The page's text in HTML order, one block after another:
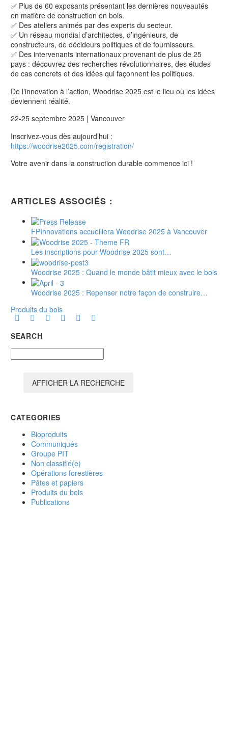
✅ Plus de 60 exposants présentant les dernières nouveautés
en matière de construction en bois.
✅ Des ateliers animés par des experts du secteur.
✅ Un réseau mondial d’architectes, d’ingénieurs, de
constructeurs, de décideurs politiques et de fournisseurs.
✅ Des intervenants internationaux provenant de plus de 25
pays : découvrez des recherches révolutionnaires, des études
de cas concrets et des idées qui façonnent les politiques.
De l’innovation à l’action, Woodrise 2025 est le lieu où les idées
deviennent réalité.
22-25 septembre 2025 | Vancouver
Inscrivez-vous dès aujourd’hui :
https://woodrise2025.com/registration/
Votre avenir dans la construction durable commence ici !
ARTICLES ASSOCIÉS :
FPInnovations accueillera Woodrise 2025 à Vancouver
Les inscriptions pour Woodrise 2025 sont…
Woodrise 2025 : Quand le monde bâtit mieux avec le bois
Woodrise 2025 : Repenser notre façon de construire…
Produits du bois
SEARCH
AFFICHER LA RECHERCHE
CATEGORIES
Bioproduits
Communiqués
Groupe PIT
Non classifié(e)
Opérations forestières
Pâtes et papiers
Produits du bois
Publications